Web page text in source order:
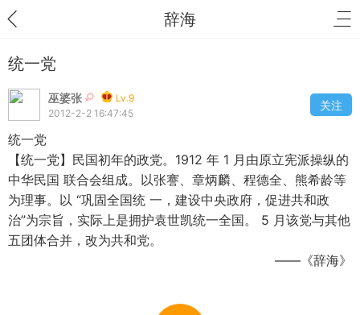
辞海
统一党
巫婆张
Lv.9
2012-2-2 16:47:45
关注
统一党
【统一党】民国初年的政党。1912 年 1 月由原立宪派操纵的
中华民国 联合会组成。以张謇、章炳麟、程德全、熊希龄等
为理事。以 “巩固全国统 一，建设中央政府，促进共和政
治”为宗旨，实际上是拥护袁世凯统一全国。 5 月该党与其他
五团体合并，改为共和党。
——《辞海》